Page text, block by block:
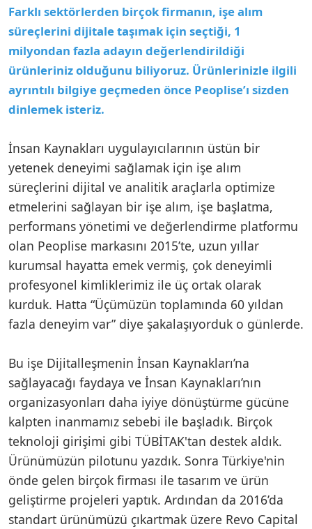
Farklı sektörlerden birçok firmanın, işe alım
süreçlerini dijitale taşımak için seçtiği, 1
milyondan fazla adayın değerlendirildiği
ürünleriniz olduğunu biliyoruz. Ürünlerinizle ilgili
ayrıntılı bilgiye geçmeden önce Peoplise’ı sizden
dinlemek isteriz.
İnsan Kaynakları uygulayıcılarının üstün bir
yetenek deneyimi sağlamak için işe alım
süreçlerini dijital ve analitik araçlarla optimize
etmelerini sağlayan bir işe alım, işe başlatma,
performans yönetimi ve değerlendirme platformu
olan Peoplise markasını 2015’te, uzun yıllar
kurumsal hayatta emek vermiş, çok deneyimli
profesyonel kimliklerimiz ile üç ortak olarak
kurduk. Hatta “Üçümüzün toplamında 60 yıldan
fazla deneyim var” diye şakalaşıyorduk o günlerde.
Bu işe Dijitalleşmenin İnsan Kaynakları’na
sağlayacağı faydaya ve İnsan Kaynakları’nın
organizasyonları daha iyiye dönüştürme gücüne
kalpten inanmamız sebebi ile başladık. Birçok
teknoloji girişimi gibi TÜBİTAK'tan destek aldık.
Ürünümüzün pilotunu yazdık. Sonra Türkiye'nin
önde gelen birçok firması ile tasarım ve ürün
geliştirme projeleri yaptık. Ardından da 2016’da
standart ürünümüzü çıkartmak üzere Revo Capital